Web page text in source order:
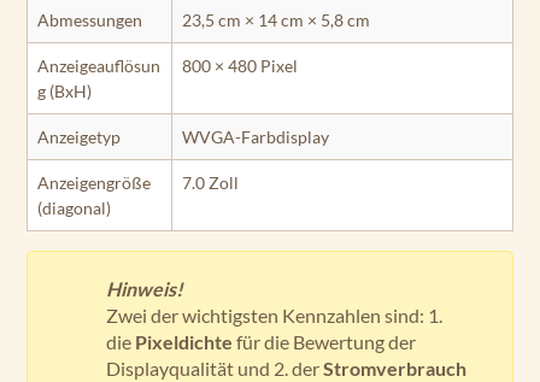
Abmessungen 23,5 cm × 14 cm × 5,8 cm
Anzeigeauflösun
g (BxH)
800 × 480 Pixel
Anzeigetyp WVGA-Farbdisplay
Anzeigengröße
(diagonal)
7.0 Zoll
Hinweis!
Zwei der wichtigsten Kennzahlen sind: 1.
die Pixeldichte für die Bewertung der
Displayqualität und 2. derStromverbrauch